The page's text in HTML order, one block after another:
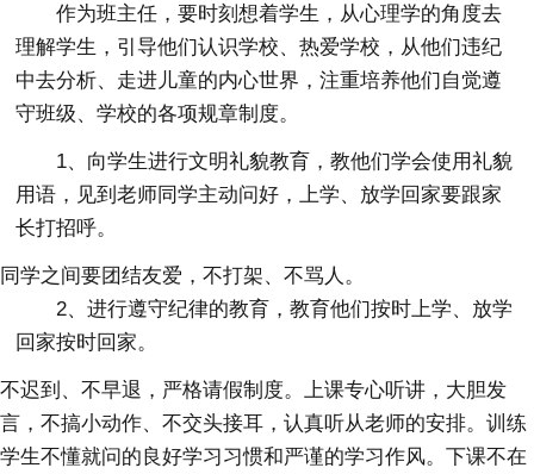
作为班主任，要时刻想着学生，从心理学的角度去
理解学生，引导他们认识学校、热爱学校，从他们违纪
中去分析、走进儿童的内心世界，注重培养他们自觉遵
守班级、学校的各项规章制度。
1、向学生进行文明礼貌教育，教他们学会使用礼貌
用语，见到老师同学主动问好，上学、放学回家要跟家
长打招呼。
同学之间要团结友爱，不打架、不骂人。
2、进行遵守纪律的教育，教育他们按时上学、放学
回家按时回家。
不迟到、不早退，严格请假制度。上课专心听讲，大胆发
言，不搞小动作、不交头接耳，认真听从老师的安排。训练
学生不懂就问的良好学习习惯和严谨的学习作风。下课不在